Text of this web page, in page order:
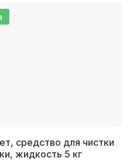
средство для чистки
жидкость 5 кг